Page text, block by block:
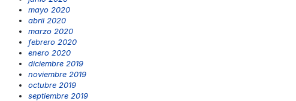
mayo 2020
abril 2020
marzo 2020
febrero 2020
enero 2020
diciembre 2019
noviembre 2019
octubre 2019
septiembre 2019